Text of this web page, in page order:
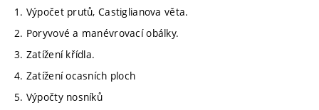
1. Výpočet prutů, Castiglianova věta.
2. Poryvové a manévrovací obálky.
3. Zatížení křídla.
4. Zatížení ocasních ploch
5. Výpočty nosníků